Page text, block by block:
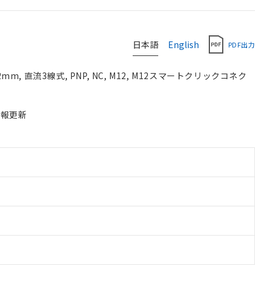
日本語 English PDF出力
直流3線式, PNP, NC, M12, M12スマートクリックコネク
更新